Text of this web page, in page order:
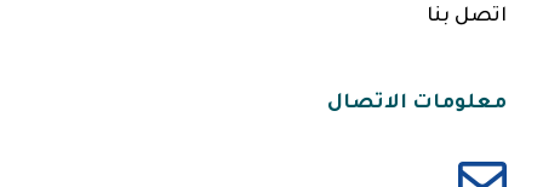
اتصل بنا
معلومات الاتصال